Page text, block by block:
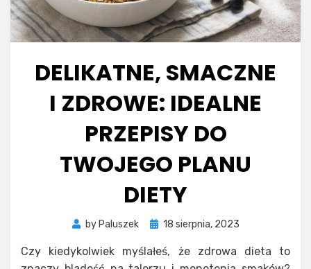
DELIKATNE, SMACZNE
I ZDROWE: IDEALNE
PRZEPISY DO
TWOJEGO PLANU
DIETY
by Paluszek
Posted
18 sierpnia, 2023
Czy kiedykolwiek myślałeś, że zdrowa dieta to